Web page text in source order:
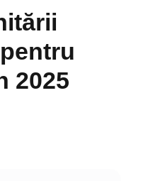
2025